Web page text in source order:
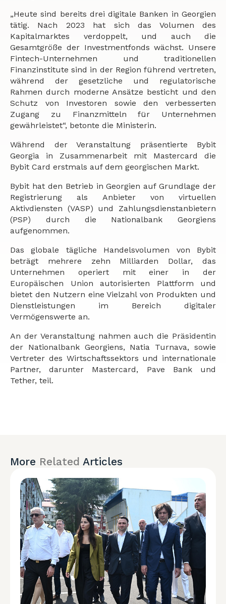
„Heute sind bereits drei digitale Banken in Georgien
tätig. Nach 2023 hat sich das Volumen des
Kapitalmarktes verdoppelt, und auch die
Gesamtgröße der Investmentfonds wächst. Unsere
Fintech-Unternehmen und traditionellen
Finanzinstitute sind in der Region führend vertreten,
während der gesetzliche und regulatorische
Rahmen durch moderne Ansätze besticht und den
Schutz von Investoren sowie den verbesserten
Zugang zu Finanzmitteln für Unternehmen
gewährleistet“, betonte die Ministerin.
Während der Veranstaltung präsentierte Bybit
Georgia in Zusammenarbeit mit Mastercard die
Bybit Card erstmals auf dem georgischen Markt.
Bybit hat den Betrieb in Georgien auf Grundlage der
Registrierung als Anbieter von virtuellen
Aktivdiensten (VASP) und Zahlungsdienstanbietern
(PSP) durch die Nationalbank Georgiens
aufgenommen.
Das globale tägliche Handelsvolumen von Bybit
beträgt mehrere zehn Milliarden Dollar, das
Unternehmen operiert mit einer in der
Europäischen Union autorisierten Plattform und
bietet den Nutzern eine Vielzahl von Produkten und
Dienstleistungen im Bereich digitaler
Vermögenswerte an.
An der Veranstaltung nahmen auch die Präsidentin
der Nationalbank Georgiens, Natia Turnava, sowie
Vertreter des Wirtschaftssektors und internationale
Partner, darunter Mastercard, Pave Bank und
Tether, teil.
More Related Articles